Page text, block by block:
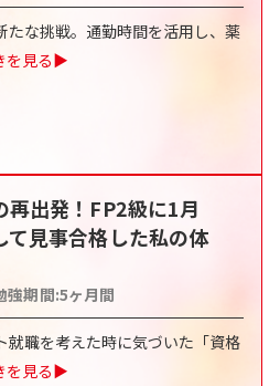
たな挑戦。通勤時間を活用し、薬
を見る▶
再出発！FP2級に1月
て見事合格した私の体
強期間:5ヶ月間
就職を考えた時に気づいた「資格
を見る▶